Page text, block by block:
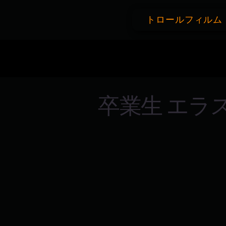
トロールフィルム
卒業生 エラ